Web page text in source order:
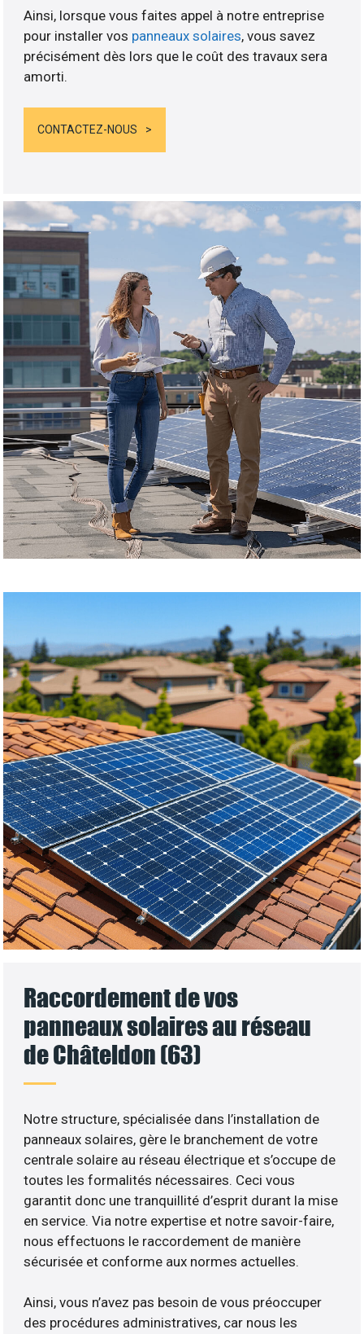
Ainsi, lorsque vous faites appel à notre entreprise
pour installer vos panneaux solaires, vous savez
précisément dès lors que le coût des travaux sera
amorti.
CONTACTEZ-NOUS
Raccordement de vos
panneaux solaires au réseau
de Châteldon (63)
Notre structure, spécialisée dans l’installation de
panneaux solaires, gère le branchement de votre
centrale solaire au réseau électrique et s’occupe de
toutes les formalités nécessaires. Ceci vous
garantit donc une tranquillité d’esprit durant la mise
en service. Via notre expertise et notre savoir-faire,
nous effectuons le raccordement de manière
sécurisée et conforme aux normes actuelles.
Ainsi, vous n’avez pas besoin de vous préoccuper
des procédures administratives, car nous les